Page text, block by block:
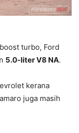
turbo, Ford
5.0-liter V8 NA.
kerana
juga masih